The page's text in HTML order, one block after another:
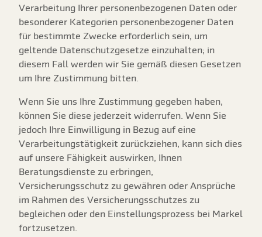
Verarbeitung Ihrer personenbezogenen Daten oder
besonderer Kategorien personenbezogener Daten
für bestimmte Zwecke erforderlich sein, um
geltende Datenschutzgesetze einzuhalten; in
diesem Fall werden wir Sie gemäß diesen Gesetzen
um Ihre Zustimmung bitten.
Wenn Sie uns Ihre Zustimmung gegeben haben,
können Sie diese jederzeit widerrufen. Wenn Sie
jedoch Ihre Einwilligung in Bezug auf eine
Verarbeitungstätigkeit zurückziehen, kann sich dies
auf unsere Fähigkeit auswirken, Ihnen
Beratungsdienste zu erbringen,
Versicherungsschutz zu gewähren oder Ansprüche
im Rahmen des Versicherungsschutzes zu
begleichen oder den Einstellungsprozess bei Markel
fortzusetzen.